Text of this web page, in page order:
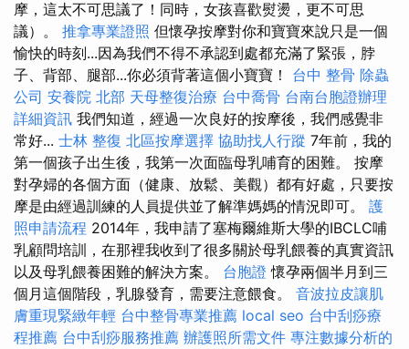
摩，這太不可思議了！同時，女孩喜歡熨燙，更不可思
議）。 推拿專業證照 但懷孕按摩對你和寶寶來說只是一個
愉快的時刻...因為我們不得不承認到處都充滿了緊張，脖
子、背部、腿部...你必須背著這個小寶寶！ 台中 整骨 除蟲
公司 安養院 北部 天母整復治療 台中喬骨 台南台胞證辦理
詳細資訊 我們知道，經過一次良好的按摩後，我們感覺非
常好... 士林 整復 北區按摩選擇 協助找人行蹤 7年前，我的
第一個孩子出生後，我第一次面臨母乳哺育的困難。 按摩
對孕婦的各個方面（健康、放鬆、美觀）都有好處，只要按
摩是由經過訓練的人員提供並了解準媽媽的情況即可。 護
照申請流程 2014年，我申請了塞梅爾維斯大學的IBCLC哺
乳顧問培訓，在那裡我收到了很多關於母乳餵養的真實資訊
以及母乳餵養困難的解決方案。 台胞證 懷孕兩個半月到三
個月這個階段，乳腺發育，需要注意餵食。 音波拉皮讓肌
膚重現緊緻年輕 台中整骨專業推薦 local seo 台中刮痧療
程推薦 台中刮痧服務推薦 辦護照所需文件 專注數據分析的